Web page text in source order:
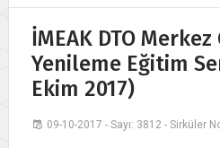
İMEAK DTO
Yenileme Eğitim
Ekim 2017)
09-10-2017 - Sayı: 3812 - Sirküler